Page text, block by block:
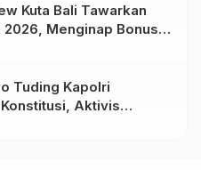
Kuta Bali Tawarkan
2026, Menginap Bonus
Mulai Rp88.888
Tuding Kapolri
Aktivis
Punya Sejarah